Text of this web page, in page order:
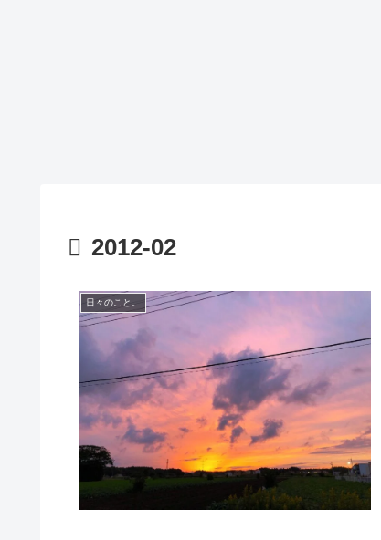
2012-02
日々のこと。